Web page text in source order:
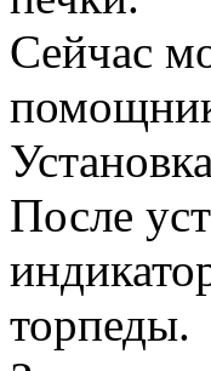
Сейчас
После
торпеды.